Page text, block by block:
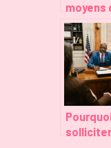
moyens
plus
pour un
?